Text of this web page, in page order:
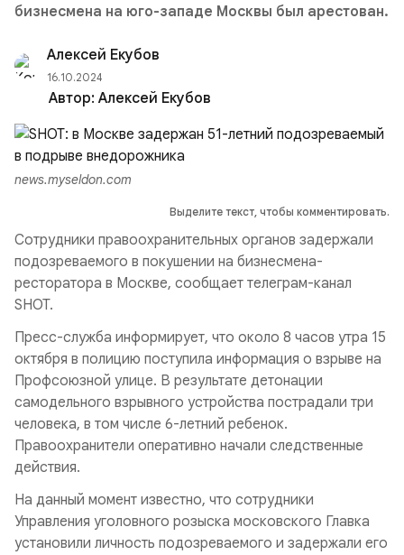
бизнесмена на юго-западе Москвы был арестован.
Алексей Екубов
16.10.2024
Автор: Алексей Екубов
news.myseldon.com
Выделите текст, чтобы комментировать.
Сотрудники правоохранительных органов задержали
подозреваемого в покушении на бизнесмена-
ресторатора в Москве, сообщает телеграм-канал
SHOT.
Пресс-служба информирует, что около 8 часов утра 15
октября в полицию поступила информация о взрыве на
Профсоюзной улице. В результате детонации
самодельного взрывного устройства пострадали три
человека, в том числе 6-летний ребенок.
Правоохранители оперативно начали следственные
действия.
На данный момент известно, что сотрудники
Управления уголовного розыска московского Главка
установили личность подозреваемого и задержали его